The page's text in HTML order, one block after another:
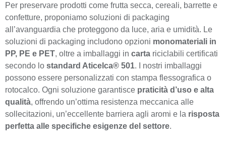
Per preservare prodotti come frutta secca, cereali, barrette e
confetture, proponiamo soluzioni di packaging
all’avanguardia che proteggono da luce, aria e umidità. Le
soluzioni di packaging includono opzioni monomateriali in
PP, PE e PET, oltre a imballaggi in carta riciclabili certificati
secondo lo standard Aticelca® 501. I nostri imballaggi
possono essere personalizzati con stampa flessografica o
rotocalco. Ogni soluzione garantisce praticità d’uso e alta
qualità, offrendo un’ottima resistenza meccanica alle
sollecitazioni, un’eccellente barriera agli aromi e la risposta
perfetta alle specifiche esigenze del settore.